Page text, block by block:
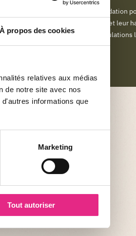
À propos des cookies
relatives aux médias
de notre site avec nos
informations que
Marketing
Tout autoriser
Je m’engage aux côtés de la Fondation
soutenir les espèces menacées et leur
contribuer au bien-être des populations